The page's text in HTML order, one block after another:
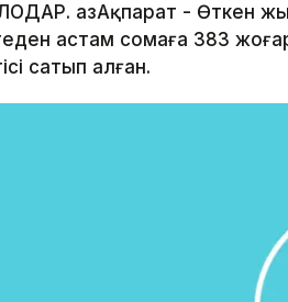
ҚазАқпарат - Өткен
астам сомаға 383
сатып алған.